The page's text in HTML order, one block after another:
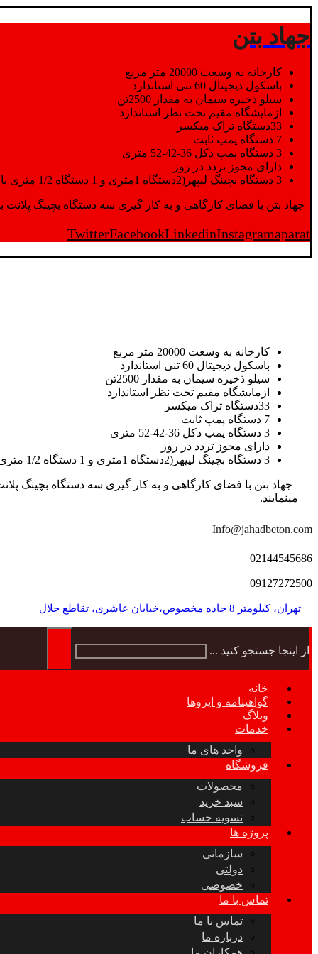
جهاد بتن
کارخانه به وسعت 20000 متر مربع
باسکول دیجیتال 60 تنی استاندارد
سیلو ذخیره سیمان به مقدار 2500تن
ازمایشگاه مقیم تحت نظر استاندارد
33دستگاه تراک میکسر
7 دستگاه پمپ ثابت
3 دستگاه پمپ دکل 36-42-52 متری
دارای مجوز تردد در روز
3 دستگاه بچینگ لیپهر(2دستگاه 1متری و 1 دستگاه 1/2 متری با توان تولید 150 متر مکعب در ساعت)
جهاد بتن با فضای کارگاهی و به کار گیری سه دستگاه بچینگ پلانت با ظرفیت 2500 تن در کنار پرسنل متخصص و پر تلاش واحدهای تولید و ازمایشگاه,بتن با کیفیت را برای واحد
TwitterFacebookLinkedinInstagramaparat
کارخانه به وسعت 20000 متر مربع
باسکول دیجیتال 60 تنی استاندارد
سیلو ذخیره سیمان به مقدار 2500تن
ازمایشگاه مقیم تحت نظر استاندارد
33دستگاه تراک میکسر
7 دستگاه پمپ ثابت
3 دستگاه پمپ دکل 36-42-52 متری
دارای مجوز تردد در روز
3 دستگاه بچینگ لیپهر(2دستگاه 1متری و 1 دستگاه 1/2 متری با توان تولید 150 متر مکعب در ساعت)
مینمایند.
Info@jahadbeton.com
02144545686
09127272500
تهران، کیلومتر 8 جاده مخصوص،خیابان عاشری، تقاطع جلال
از اینجا جستجو کنید ...
خانه
گواهینامه و ایزوها
وبلاگ
خدمات
واحد های ما
فروشگاه
محصولات
سبد خرید
تسویه حساب
پروژه ها
سازمانی
دولتی
خصوصی
تماس با ما
تماس با ما
درباره ما